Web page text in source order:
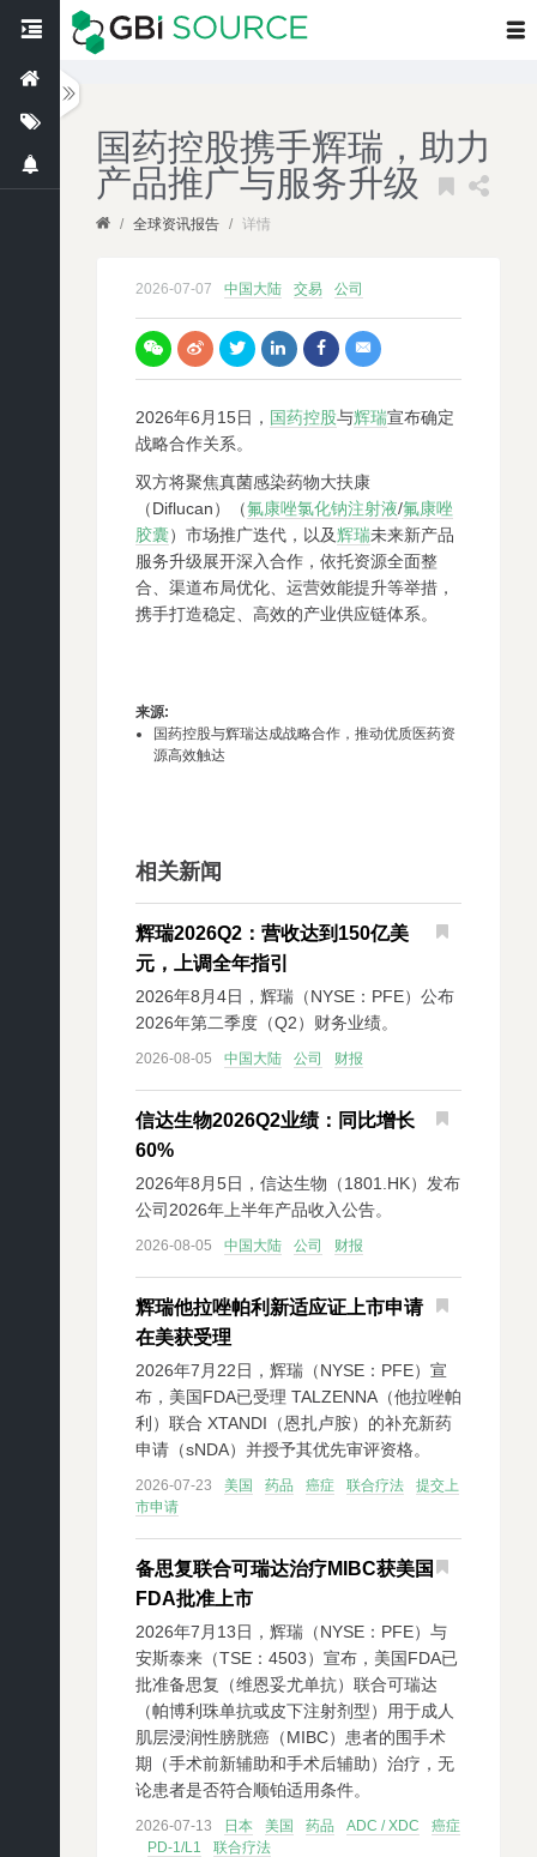
国药控股携手辉瑞，助力
产品推广与服务升级
/ 全球资讯报告 / 详情
2026-07-07 中国大陆 交易 公司
2026年6月15日， 国药控股与辉瑞宣布确定
战略合作关系。
双方将聚焦真菌感染药物大扶康
（Diflucan）（氟康唑氯化钠注射液/氟康唑
胶囊）市场推广迭代，以及辉瑞未来新产品
服务升级展开深入合作，依托资源全面整
合、渠道布局优化、运营效能提升等举措，
携手打造稳定、高效的产业供应链体系。
来源:
国药控股与辉瑞达成战略合作，推动优质医药资
源高效触达
相关新闻
辉瑞2026Q2：营收达到150亿美
元，上调全年指引
2026年8月4日，辉瑞（NYSE：PFE）公布
2026年第二季度（Q2）财务业绩。
2026-08-05 中国大陆 公司 财报
信达生物2026Q2业绩：同比增长
60%
2026年8月5日，信达生物（1801.HK）发布
公司2026年上半年产品收入公告。
2026-08-05 中国大陆 公司 财报
辉瑞他拉唑帕利新适应证上市申请
在美获受理
2026年7月22日，辉瑞（NYSE：PFE）宣
布，美国FDA已受理 TALZENNA（他拉唑帕
利）联合 XTANDI（恩扎卢胺）的补充新药
申请（sNDA）并授予其优先审评资格。
2026-07-23 美国 药品 癌症 联合疗法
提交上
市申请
备思复联合可瑞达治疗MIBC获美国
FDA批准上市
2026年7月13日，辉瑞（NYSE：PFE）与
安斯泰来（TSE：4503）宣布，美国FDA已
批准备思复（维恩妥尤单抗）联合可瑞达
（帕博利珠单抗或皮下注射剂型）用于成人
肌层浸润性膀胱癌（MIBC）患者的围手术
期（手术前新辅助和手术后辅助）治疗，无
论患者是否符合顺铂适用条件。
2026-07-13 日本 美国 药品 ADC / XDC
癌症
PD-1/L1
联合疗法